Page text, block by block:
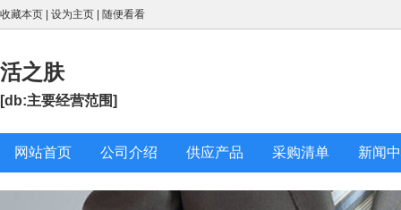
收藏本页 设为主页 随便看看
活之肤
[db:主要经营范围]
网站首页 公司介绍 供应产品 采购清单 新闻